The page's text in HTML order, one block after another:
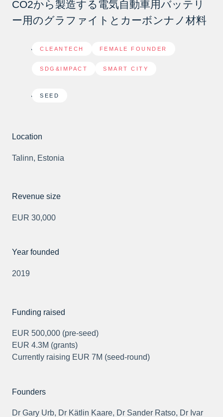
CO2から製造する電気自動車用バッテリ
ー用のグラファイトとカーボンナノ材料
CLEANTECH FEMALE FOUNDER
SDG&IMPACT SMART CITY
SEED
Location
Talinn, Estonia
Revenue size
EUR 30,000
Year founded
2019
Funding raised
EUR 500,000 (pre-seed)
EUR 4.3M (grants)
Currently raising EUR 7M (seed-round)
Founders
Dr Gary Urb, Dr Kätlin Kaare, Dr Sander Ratso, Dr Ivar